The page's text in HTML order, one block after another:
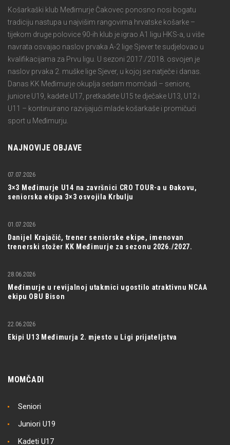
Košarkaški klub Međimurje Čakovec ponosno nosi bogatu
tradiciju nastupa u najvišim rangovima hrvatske košarke –
tijekom druge polovice 90-ih klub je igrao A1 ligu HKS-a, u više
navrata osvajao naslov prvaka A-2 lige Sjever te sudjelovao u
kvalifikacijama za Prvu ligu. U sezoni 2017./2018. osvojen je
naslov prvaka 2. muške lige Sjever, u kojoj se natječe i danas.
Danas KK Međimurje okuplja sedam momčadi – seniore,
juniore U19, kadete U17, pretkadete U15 te dječake U13, U12 i
U11 – kontinuirano razvijajući mlade košarkaše i promičući
sport u Međimurju.
NAJNOVIJE OBJAVE
3×3 Međimurje U14 na završnici CRO TOUR-a u Đakovu,
seniorska ekipa 3×3 osvojila Krbulju
07.07.2026
Danijel Krajačić, trener seniorske ekipe, imenovan
trenerski stožer KK Međimurje za sezonu 2026./2027.
01.07.2026
Međimurje u revijalnoj utakmici ugostilo atraktivnu NCAA
ekipu OBU Bison
28.06.2026
Ekipi U13 Međimurja 2. mjesto u Ligi prijateljstva
22.06.2026
MOMČADI
Seniori
Juniori U19
Kadeti U17